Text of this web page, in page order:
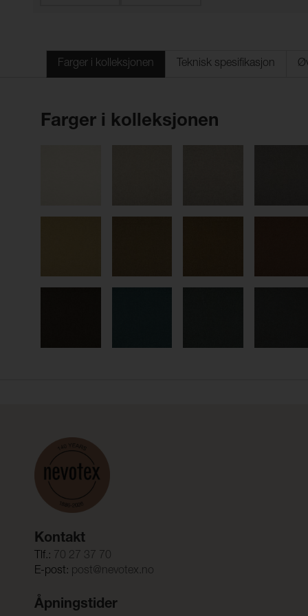
Farger i kolleksjonen Teknisk spesifikasjon
Farger i kolleksjonen
Kontakt
Tlf.: 70 27 37 70
E-post: post@nevotex.no
Åpningstider